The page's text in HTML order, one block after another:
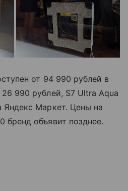
от 94 990 рублей в
990 рублей, S7 Ultra Aqua
Маркет. Цены на
бренд объявит позднее.